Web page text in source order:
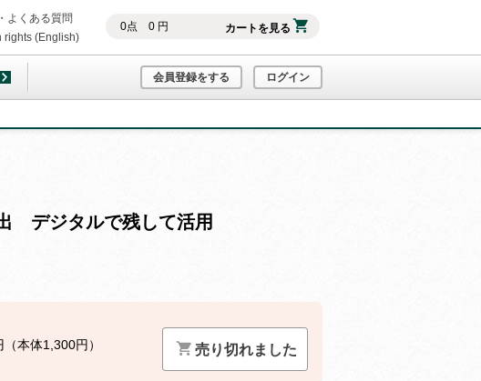
0点 0円 カートを見る
よくある質問
rights (English)
会員登録をする ログイン
デジタルで残して活用
（本体1,300円）
売り切れました